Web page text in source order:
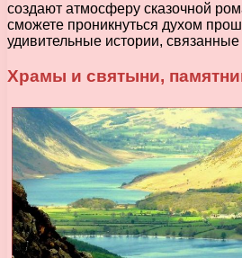
создают атмосферу сказочной
сможете проникнуться духом
удивительные истории,
Храмы и святыни,